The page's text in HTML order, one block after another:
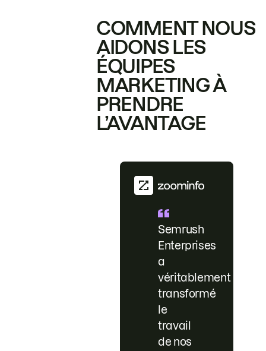
COMMENT NOUS
AIDONS LES
ÉQUIPES
MARKETING À
PRENDRE
L’AVANTAGE
Semrush
Enterprises
a
véritablement
transformé
le
travail
de nos